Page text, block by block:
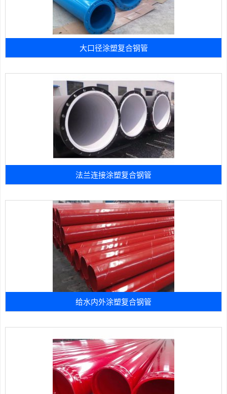
大口径涂塑复合钢管
法兰连接涂塑复合钢管
给水内外涂塑复合钢管